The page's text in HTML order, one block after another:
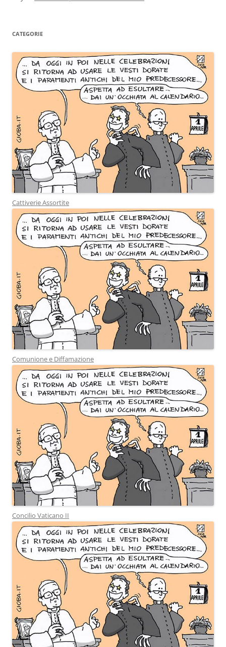
CATEGORIE
Cattiverie Assortite
Comunione e Diffamazione
Concilio Vaticano II